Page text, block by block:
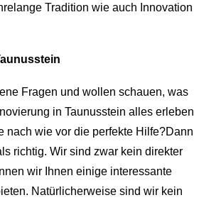
Tradition wie auch Innovation
Fragen und wollen schauen, was
in Taunusstein alles erleben
nach wie vor die perfekte Hilfe?Dann
richtig. Wir sind zwar kein direkter
wir Ihnen einige interessante
Natürlicherweise sind wir kein